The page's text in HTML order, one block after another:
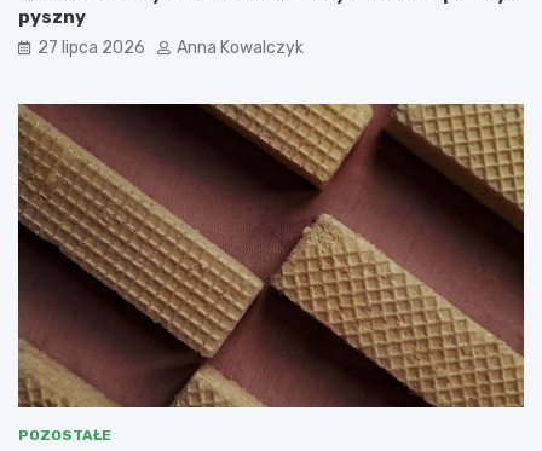
pyszny
27 lipca 2026 Anna Kowalczyk
POZOSTAŁE